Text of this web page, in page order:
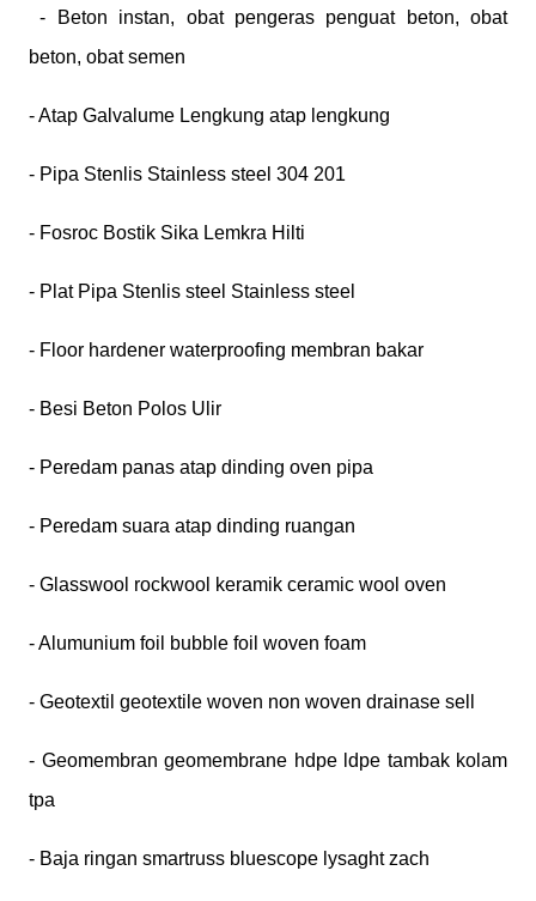
- Beton instan, obat pengeras penguat beton, obat
beton, obat semen
- Atap Galvalume Lengkung atap lengkung
- Pipa Stenlis Stainless steel 304 201
- Fosroc Bostik Sika Lemkra Hilti
- Plat Pipa Stenlis steel Stainless steel
- Floor hardener waterproofing membran bakar
- Besi Beton Polos Ulir
- Peredam panas atap dinding oven pipa
- Peredam suara atap dinding ruangan
- Glasswool rockwool keramik ceramic wool oven
- Alumunium foil bubble foil woven foam
- Geotextil geotextile woven non woven drainase sell
- Geomembran geomembrane hdpe ldpe tambak kolam
tpa
- Baja ringan smartruss bluescope lysaght zach